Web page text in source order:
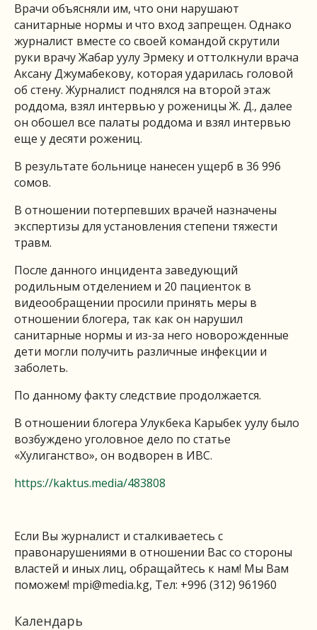
Врачи объясняли им, что они нарушают
санитарные нормы и что вход запрещен. Однако
журналист вместе со своей командой скрутили
руки врачу Жабар уулу Эрмеку и оттолкнули врача
Аксану Джумабекову, которая ударилась головой
об стену. Журналист поднялся на второй этаж
роддома, взял интервью у роженицы Ж. Д., далее
он обошел все палаты роддома и взял интервью
еще у десяти рожениц.
В результате больнице нанесен ущерб в 36 996
сомов.
В отношении потерпевших врачей назначены
экспертизы для установления степени тяжести
травм.
После данного инцидента заведующий
родильным отделением и 20 пациенток в
видеообращении просили принять меры в
отношении блогера, так как он нарушил
санитарные нормы и из-за него новорожденные
дети могли получить различные инфекции и
заболеть.
По данному факту следствие продолжается.
В отношении блогера Улукбека Карыбек уулу было
возбуждено уголовное дело по статье
«Хулиганство», он водворен в ИВС.
https://kaktus.media/483808
Если Вы журналист и сталкиваетесь с
правонарушениями в отношении Вас со стороны
властей и иных лиц, обращайтесь к нам! Мы Вам
поможем! mpi@media.kg, Тел: +996 (312) 961960
Календарь